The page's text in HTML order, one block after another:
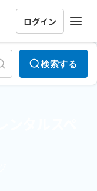
ログイン
検索する